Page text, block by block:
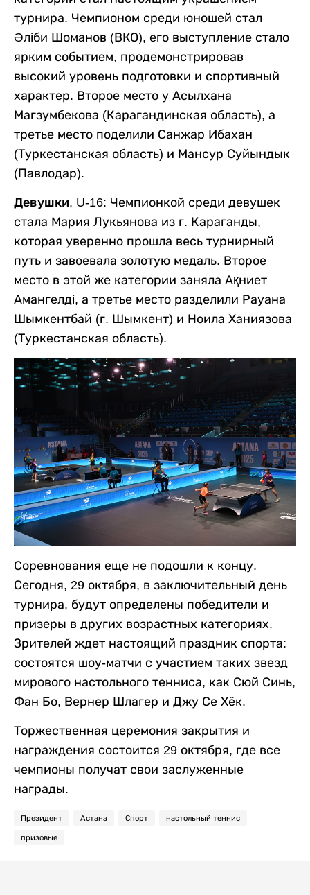
турнира. Чемпионом среди юношей стал
Әліби Шоманов (ВКО), его выступление стало
ярким событием, продемонстрировав
высокий уровень подготовки и спортивный
характер. Второе место у Асылхана
Магзумбекова (Карагандинская область), а
третье место поделили Санжар Ибахан
(Туркестанская область) и Мансур Суйындык
(Павлодар).
Девушки, U-16: Чемпионкой среди девушек
стала Мария Лукьянова из г. Караганды,
которая уверенно прошла весь турнирный
путь и завоевала золотую медаль. Второе
место в этой же категории заняла Ақниет
Амангелді, а третье место разделили Рауана
Шымкентбай (г. Шымкент) и Ноила Ханиязова
(Туркестанская область).
Соревнования еще не подошли к концу.
Сегодня, 29 октября, в заключительный день
турнира, будут определены победители и
призеры в других возрастных категориях.
Зрителей ждет настоящий праздник спорта:
состоятся шоу-матчи с участием таких звезд
мирового настольного тенниса, как Сюй Синь,
Фан Бо, Вернер Шлагер и Джу Се Хёк.
Торжественная церемония закрытия и
награждения состоится 29 октября, где все
чемпионы получат свои заслуженные
награды.
Президент Астана Спорт настольный теннис
призовые